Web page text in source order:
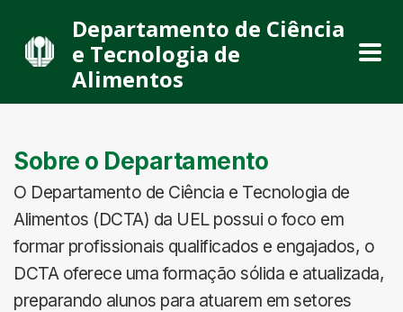
Departamento de Ciência
e Tecnologia de
Alimentos
Sobre o Departamento
O Departamento de Ciência e Tecnologia de
Alimentos (DCTA) da UEL possui o foco em
formar profissionais qualificados e engajados, o
DCTA oferece uma formação sólida e atualizada,
preparando alunos para atuarem em setores